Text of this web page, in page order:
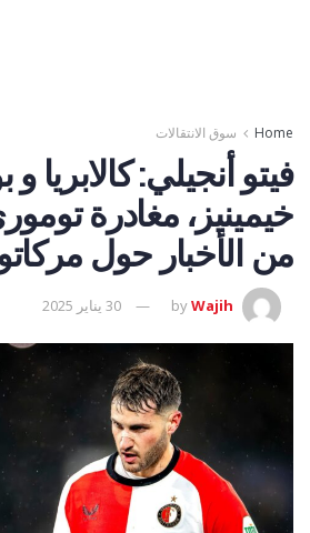
Home سوق الانتقالات
فيتو أنجيلي: كالابريا و
خيمينيز، مغادرة
من الأخبار حول
byWajih 30 يناير 2025